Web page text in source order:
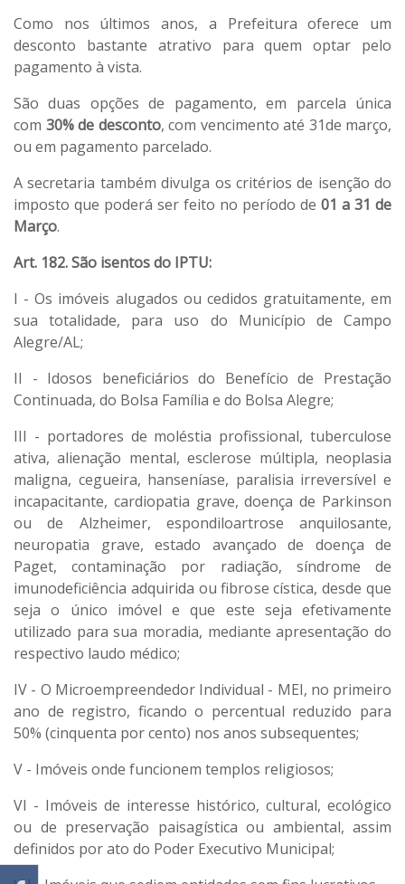
Como nos últimos anos, a Prefeitura oferece um
desconto bastante atrativo para quem optar pelo
pagamento à vista.
São duas opções de pagamento, em parcela única
com 30% de desconto, com vencimento até 31de março,
ou em pagamento parcelado.
A secretaria também divulga os critérios de isenção do
imposto que poderá ser feito no período de 01 a 31 de
Março.
Art. 182. São isentos do IPTU:
I - Os imóveis alugados ou cedidos gratuitamente, em
sua totalidade, para uso do Município de Campo
Alegre/AL;
II - Idosos beneficiários do Benefício de Prestação
Continuada, do Bolsa Família e do Bolsa Alegre;
III - portadores de moléstia profissional, tuberculose
ativa, alienação mental, esclerose múltipla, neoplasia
maligna, cegueira, hanseníase, paralisia irreversível e
incapacitante, cardiopatia grave, doença de Parkinson
ou de Alzheimer, espondiloartrose anquilosante,
neuropatia grave, estado avançado de doença de
Paget, contaminação por radiação, síndrome de
imunodeficiência adquirida ou fibrose cística, desde que
seja o único imóvel e que este seja efetivamente
utilizado para sua moradia, mediante apresentação do
respectivo laudo médico;
IV - O Microempreendedor Individual - MEI, no primeiro
ano de registro, ficando o percentual reduzido para
50% (cinquenta por cento) nos anos subsequentes;
V - Imóveis onde funcionem templos religiosos;
VI - Imóveis de interesse histórico, cultural, ecológico
ou de preservação paisagística ou ambiental, assim
definidos por ato do Poder Executivo Municipal;